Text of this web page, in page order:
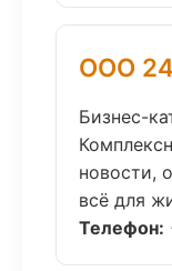
ООО
Бизнес-
новости,
всё для
Телефон: